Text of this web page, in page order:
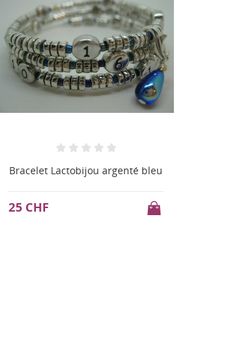
Bracelet Lactobijou white star
22 CHF